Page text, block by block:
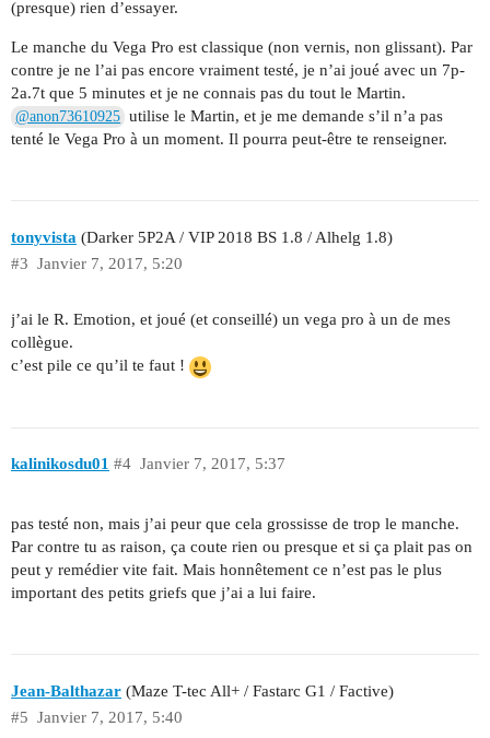
(presque) rien d’essayer.
Le manche du Vega Pro est classique (non vernis, non glissant). Par
contre je ne l’ai pas encore vraiment testé, je n’ai joué avec un 7p-
2a.7t que 5 minutes et je ne connais pas du tout le Martin.
@anon73610925 utilise le Martin, et je me demande s’il n’a pas
tenté le Vega Pro à un moment. Il pourra peut-être te renseigner.
tonyvista (Darker 5P2A / VIP 2018 BS 1.8 / Alhelg 1.8)
Janvier 7, 2017, 5:20
#3
j’ai le R. Emotion, et joué (et conseillé) un vega pro à un de mes
collègue.
c’est pile ce qu’il te faut !
kalinikosdu01 Janvier 7, 2017, 5:37
#4
pas testé non, mais j’ai peur que cela grossisse de trop le manche.
Par contre tu as raison, ça coute rien ou presque et si ça plait pas on
peut y remédier vite fait. Mais honnêtement ce n’est pas le plus
important des petits griefs que j’ai a lui faire.
Jean-Balthazar (Maze T-tec All+ / Fastarc G1 / Factive)
Janvier 7, 2017, 5:40
#5